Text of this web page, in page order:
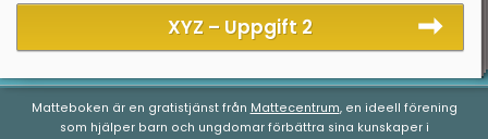
XYZ – Uppgift 2
Matteboken är en gratistjänst från Mattecentrum, en ideell förening
som hjälper barn och ungdomar förbättra sina kunskaper i